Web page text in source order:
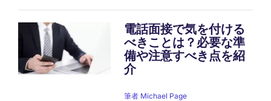
電話面接で気を付ける
べきことは？必要な準
備や注意すべき点を紹
介
筆者 Michael Page